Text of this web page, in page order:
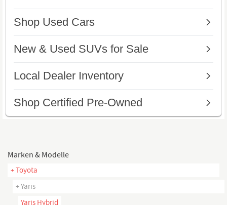
Marken & Modelle
+ Toyota
+ Yaris
Yaris Hybrid